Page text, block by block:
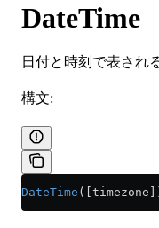
DateTime
日付と時刻で表され
構文:
DateTime